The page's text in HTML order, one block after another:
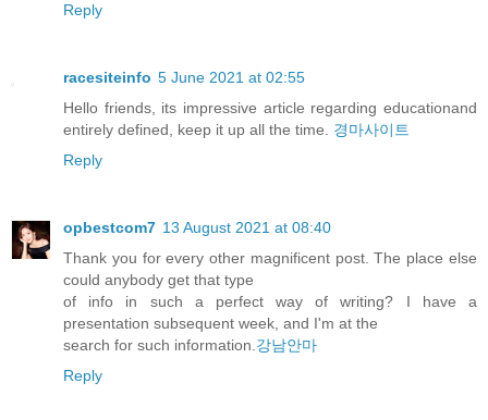
Reply
racesiteinfo 5 June 2021 at 02:55
Hello friends, its impressive article regarding educationand
entirely defined, keep it up all the time. 경마사이트
Reply
opbestcom7 13 August 2021 at 08:40
Thank you for every other magnificent post. The place else
could anybody get that type
of info in such a perfect way of writing? I have a
presentation subsequent week, and I'm at the
search for such information. 강남안마
Reply